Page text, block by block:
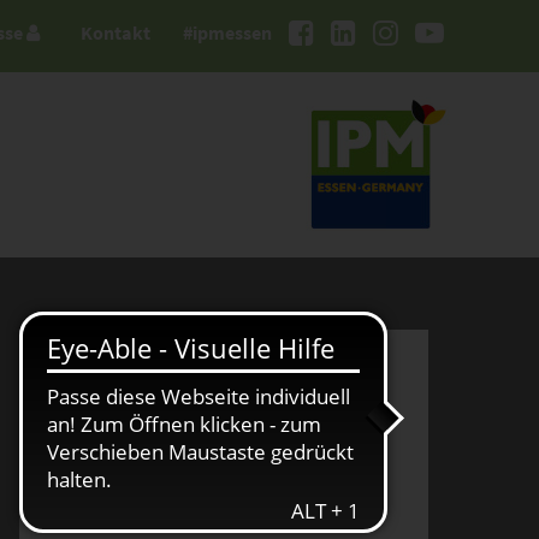
#ipmessen
Kontakt